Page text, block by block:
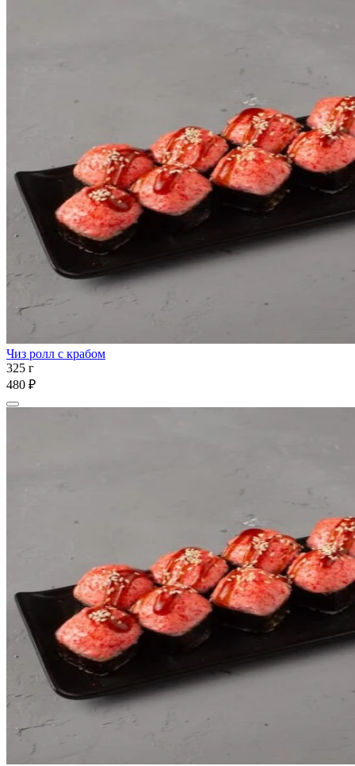
Чиз ролл с крабом
325 г
480 ₽